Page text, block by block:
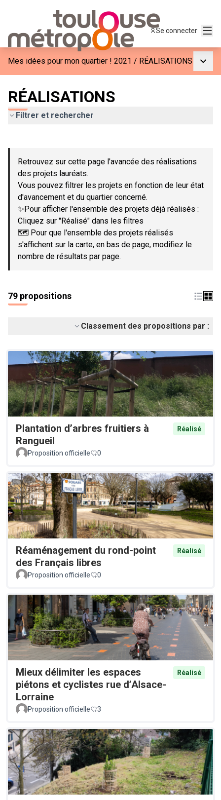
Se connecter
Mes idées pour mon quartier ! 2021 / RÉALISATIONS
RÉALISATIONS
Filtrer et rechercher
−
Retrouvez sur cette page l'avancée des réalisations
des projets lauréats.
Vous pouvez filtrer les projets en fonction de leur état
d'avancement et du quartier concerné.
✨Pour afficher l'ensemble des projets déjà réalisés :
Cliquez sur "Réalisé" dans les filtres
🗺️ Pour que l'ensemble des projets réalisés
s'affichent sur la carte, en bas de page, modifiez le
nombre de résultats par page.
79 propositions
Classement des propositions par :
Plantation d’arbres fruitiers à
Rangueil
Réalisé
Proposition officielle 0
Réaménagement du rond-point
des Français libres
Réalisé
Proposition officielle 0
Mieux délimiter les espaces
piétons et cyclistes rue d’Alsace-
Lorraine
Réalisé
Proposition officielle 3